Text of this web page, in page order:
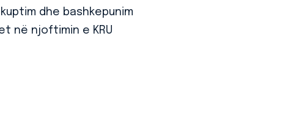
dhe bashkepunim
në njoftimin e KRU